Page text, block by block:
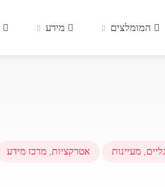
המומלצים מידע
, מעיינות אטרקציות, מרכז מידע